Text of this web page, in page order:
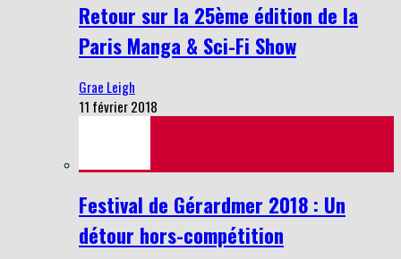
Retour sur la 25ème édition de la
Paris Manga & Sci-Fi Show
Grae Leigh
11 février 2018
Festival de Gérardmer 2018 : Un
détour hors-compétition